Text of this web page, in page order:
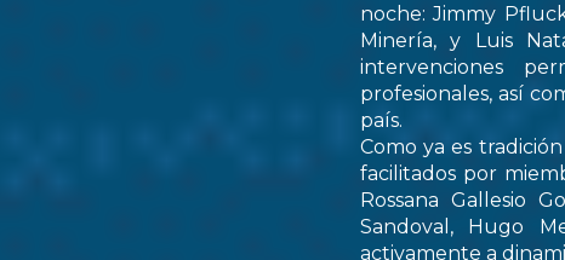
noche: Jimmy
Minería, y Luis
intervenciones
profesionales, así
país.
Como ya es
facilitados por
Rossana Gallesio
Sandoval, Hugo
activamente a